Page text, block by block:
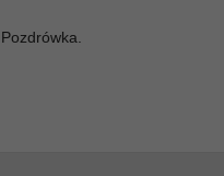
Pozdrówka.